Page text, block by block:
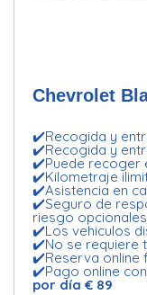
Chevrolet
✔️Recogida y
✔️Recogida y
✔️Puede recoger
✔️Kilometraje
✔️Asistencia en
✔️Seguro de
riesgo opcionales
✔️Los vehiculos
✔️No se requiere
✔️Reserva online
✔️Pago online
por día € 89